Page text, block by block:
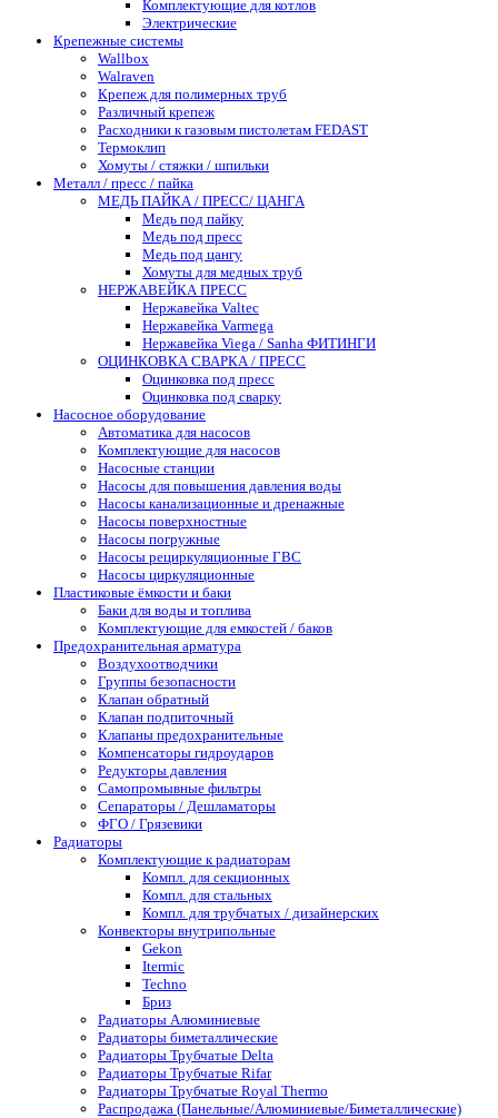
Комплектующие для котлов
Электрические
Крепежные системы
Wallbox
Walraven
Крепеж для полимерных труб
Различный крепеж
Расходники к газовым пистолетам FEDAST
Термоклип
Хомуты / стяжки / шпильки
Металл / пресс / пайка
МЕДЬ ПАЙКА / ПРЕСС/ ЦАНГА
Медь под пайку
Медь под пресс
Медь под цангу
Хомуты для медных труб
НЕРЖАВЕЙКА ПРЕСС
Нержавейка Valtec
Нержавейка Varmega
Нержавейка Viega / Sanha ФИТИНГИ
ОЦИНКОВКА СВАРКА / ПРЕСС
Оцинковка под пресс
Оцинковка под сварку
Насосное оборудование
Автоматика для насосов
Комплектующие для насосов
Насосные станции
Насосы для повышения давления воды
Насосы канализационные и дренажные
Насосы поверхностные
Насосы погружные
Насосы рециркуляционные ГВС
Насосы циркуляционные
Пластиковые ёмкости и баки
Баки для воды и топлива
Комплектующие для емкостей / баков
Предохранительная арматура
Воздухоотводчики
Группы безопасности
Клапан обратный
Клапан подпиточный
Клапаны предохранительные
Компенсаторы гидроударов
Редукторы давления
Самопромывные фильтры
Сепараторы / Дешламаторы
ФГО / Грязевики
Радиаторы
Комплектующие к радиаторам
Компл. для секционных
Компл. для стальных
Компл. для трубчатых / дизайнерских
Конвекторы внутрипольные
Gekon
Itermic
Techno
Бриз
Радиаторы Алюминиевые
Радиаторы биметаллические
Радиаторы Трубчатые Delta
Радиаторы Трубчатые Rifar
Радиаторы Трубчатые Royal Thermo
Распродажа (Панельные/Алюминиевые/Биметаллические)